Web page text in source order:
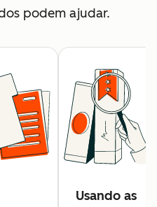
podem ajudar.
Usando as